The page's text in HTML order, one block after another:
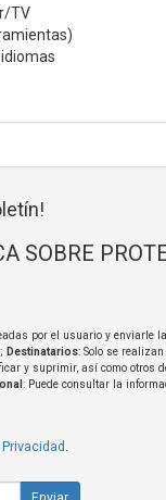
TV
SOBRE
por el usuario y enviarle
Destinatarios: Solo se
y suprimir, así como otros
: Puede consultar la
.